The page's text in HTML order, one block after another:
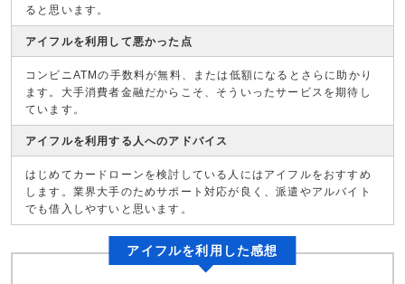
ると思います。
アイフルを利用して悪かった点
コンビニATMの手数料が無料、または低額になるとさらに助かり
ます。大手消費者金融だからこそ、そういったサービスを期待し
ています。
アイフルを利用する人へのアドバイス
はじめてカードローンを検討している人にはアイフルをおすすめ
します。業界大手のためサポート対応が良く、派遣やアルバイト
でも借入しやすいと思います。
アイフルを利用した感想